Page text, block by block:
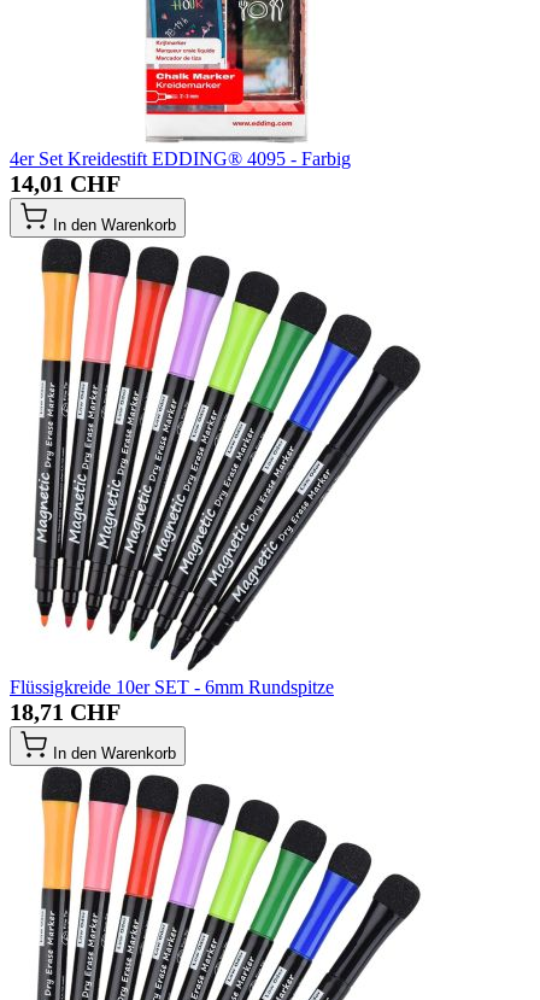
4er Set Kreidestift EDDING® 4095 - Farbig
14,01 CHF
In den Warenkorb
Flüssigkreide 10er SET - 6mm Rundspitze
18,71 CHF
In den Warenkorb